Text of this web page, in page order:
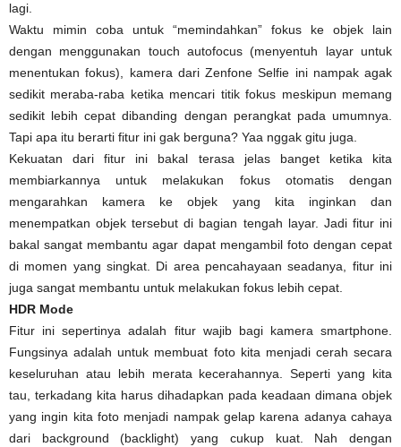
lagi.
Waktu mimin coba untuk “memindahkan” fokus ke objek lain
dengan menggunakan touch autofocus (menyentuh layar untuk
menentukan fokus), kamera dari Zenfone Selfie ini nampak agak
sedikit meraba-raba ketika mencari titik fokus meskipun memang
sedikit lebih cepat dibanding dengan perangkat pada umumnya.
Tapi apa itu berarti fitur ini gak berguna? Yaa nggak gitu juga.
Kekuatan dari fitur ini bakal terasa jelas banget ketika kita
membiarkannya untuk melakukan fokus otomatis dengan
mengarahkan kamera ke objek yang kita inginkan dan
menempatkan objek tersebut di bagian tengah layar. Jadi fitur ini
bakal sangat membantu agar dapat mengambil foto dengan cepat
di momen yang singkat. Di area pencahayaan seadanya, fitur ini
juga sangat membantu untuk melakukan fokus lebih cepat.
HDR Mode
Fitur ini sepertinya adalah fitur wajib bagi kamera smartphone.
Fungsinya adalah untuk membuat foto kita menjadi cerah secara
keseluruhan atau lebih merata kecerahannya. Seperti yang kita
tau, terkadang kita harus dihadapkan pada keadaan dimana objek
yang ingin kita foto menjadi nampak gelap karena adanya cahaya
dari background (backlight) yang cukup kuat. Nah dengan